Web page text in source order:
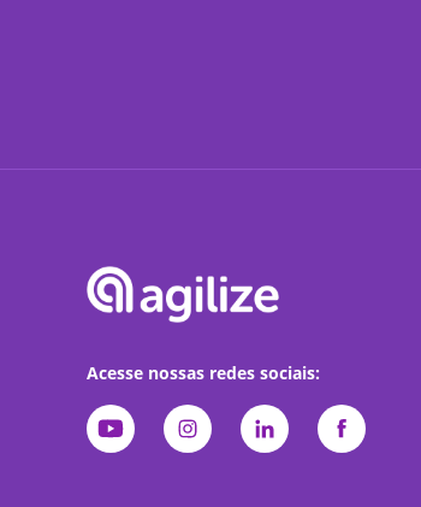
Acesse nossas redes sociais: